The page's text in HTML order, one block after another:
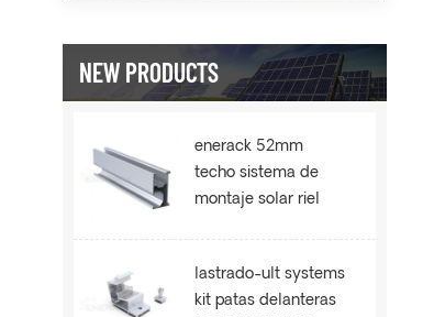
NEW PRODUCTS
enerack 52mm
techo sistema de
montaje solar riel
lastrado-ult systems
kit patas delanteras